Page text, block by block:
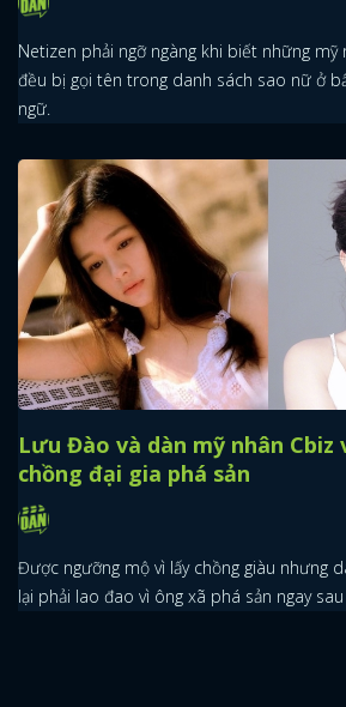
ĐĂNG
FACEBOOK
Netizen phải ngỡ ngàng khi biết những mỹ
đều bị gọi tên trong danh sách sao nữ ở
ngữ.
Lưu Đào và dàn mỹ nhân
chồng đại gia phá sản
Được ngưỡng mộ vì lấy chồng giàu nhưng
lại phải lao đao vì ông xã phá sản ngay